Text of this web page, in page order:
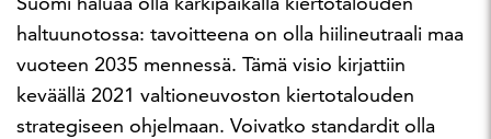
haltuunotossa: tavoitteena on olla hiilineutraali maa
vuoteen 2035 mennessä. Tämä visio kirjattiin
keväällä 2021 valtioneuvoston kiertotalouden
strategiseen ohjelmaan. Voivatko standardit olla